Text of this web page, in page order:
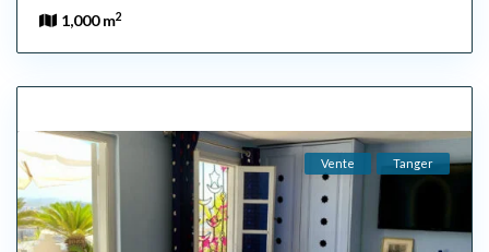
1,000 m2
Vente Tanger